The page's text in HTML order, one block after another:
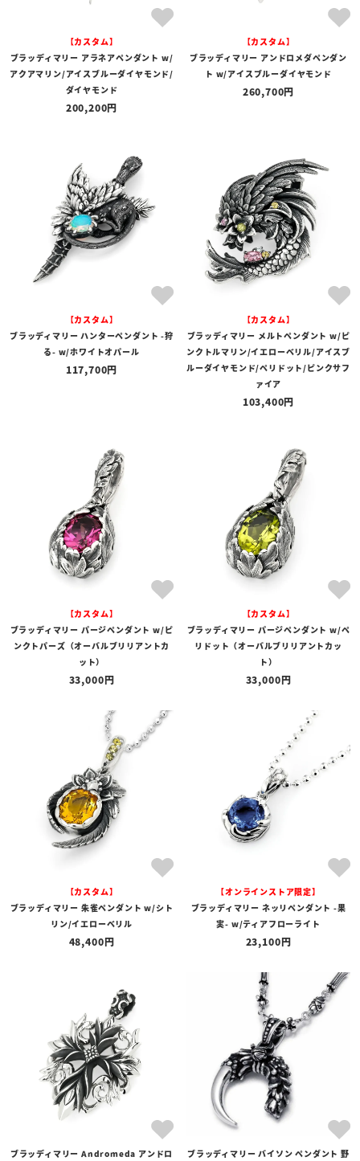
【カスタム】
ブラッディマリー アラネアペンダント w/
アクアマリン/アイスブルーダイヤモンド/
ダイヤモンド
200,200
【カスタム】
ブラッディマリー アンドロメダペンダン
ト w/アイスブルーダイヤモンド
260,700
【カスタム】
ブラッディマリー ハンターペンダント -狩
る- w/ホワイトオパール
117,700
【カスタム】
ブラッディマリー メルトペンダント w/ピ
ンクトルマリン/イエローベリル/アイスブ
ルーダイヤモンド/ペリドット/ピンクサフ
ァイア
103,400
【カスタム】
ブラッディマリー パージペンダント w/ピ
ンクトパーズ（オーバルブリリアントカ
ット）
33,000
【カスタム】
ブラッディマリー パージペンダント w/ペ
リドット（オーバルブリリアントカッ
ト）
33,000
【カスタム】
ブラッディマリー 朱雀ペンダント w/シト
リン/イエローベリル
48,400
【オンラインストア限定】
ブラッディマリー ネッリペンダント -果
実- w/ティアフローライト
23,100
ブラッディマリー Andromeda アンドロ ブラッディマリー バイソン ペンダント 野